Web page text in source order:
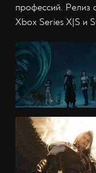
профессий. Релиз
Xbox Series X|S и